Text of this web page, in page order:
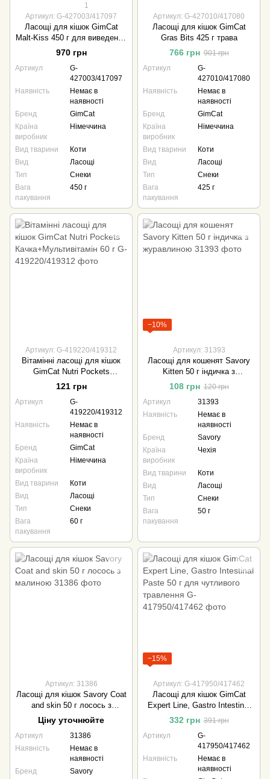
1
Артикул: G-427003/417097
Ласощі для кішок GimCat
Malt-Kiss 450 г для виведення
вовни
970 грн
Артикул
G-
427003/417097
Наявність
Немає в
наявності
Бренд
GimCat
Країна
виробник
Німеччина
Вид тварини
Коти
Вид
Ласощі
Тип
Снеки
Вага
пакування
450 г
Артикул: G-427010/417080
Ласощі для кішок GimCat
Gras Bits 425 г трава
766 грн 901 грн
Артикул
G-
427010/417080
Наявність
Немає в
наявності
Бренд
GimCat
Країна
виробник
Німеччина
Вид тварини
Коти
Вид
Ласощі
Тип
Снеки
Вага
пакування
425 г
Артикул: G-419220/419312
Вітамінні ласощі для кішок
GimCat Nutri Pockets
Качка+Мультивітамін 60 г
121 грн
Артикул
G-
419220/419312
Наявність
Немає в
наявності
Бренд
GimCat
Країна
виробник
Німеччина
Вид тварини
Коти
Вид
Ласощі
Тип
Снеки
Вага
пакування
60 г
−10%
Артикул: 31393
Ласощі для кошенят Savory
Kitten 50 г індичка з
журавлиною
108 грн 120 грн
Артикул
31393
Наявність
Немає в
наявності
Бренд
Savory
Країна
виробник
Чехія
Вид тварини
Коти
Вид
Ласощі
Тип
Снеки
Вага
пакування
50 г
Артикул: 31386
Ласощі для кішок Savory Coat
and skin 50 г лосось з
Ціну уточнюйте
Артикул
31386
Наявність
Немає в
наявності
Бренд
Savory
−15%
Артикул: G-417950/417462
Ласощі для кішок GimCat
Expert Line, Gastro Intestinal
Paste 50 г для чутливого
травлення
332 грн 391 грн
Артикул
G-
417950/417462
Наявність
Немає в
наявності